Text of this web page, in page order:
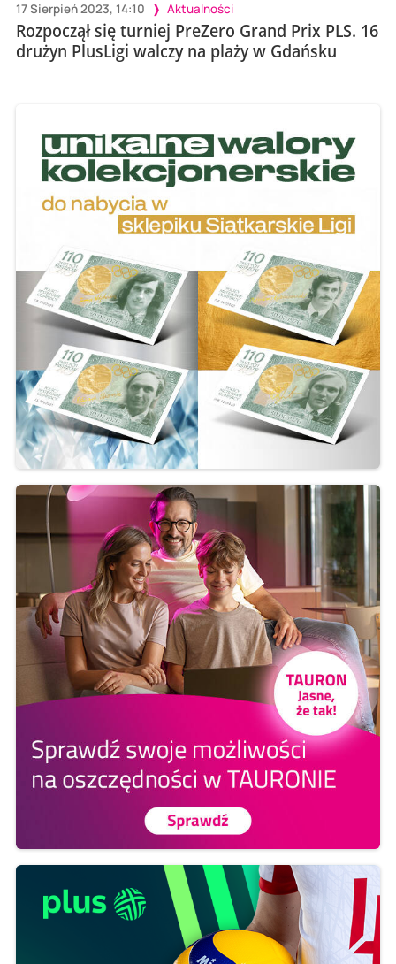
17 Sierpień 2023, 14:10 Aktualności
Rozpoczął się turniej PreZero Grand Prix PLS. 16
drużyn PlusLigi walczy na plaży w Gdańsku